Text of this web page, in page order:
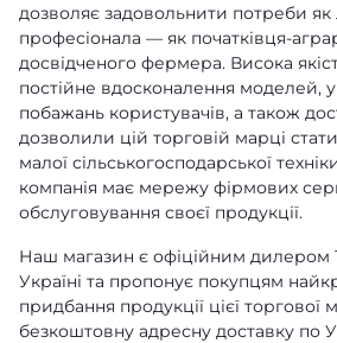
дозволяє задовольнити потреби як
професіонала — як початківця-
досвідченого фермера. Висока
постійне вдосконалення моделей,
побажань користувачів, а також
дозволили цій торговій марці
малої сільськогосподарської
компанія має мережу фірмових
обслуговування своєї продукції.
Наш магазин є офіційним дилером
Україні та пропонує покупцям
придбання продукції цієї
безкоштовну адресну доставку по